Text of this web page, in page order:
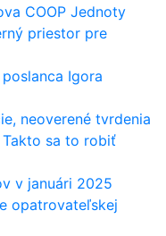
COOP Jednoty
priestor pre
Igora
neoverené tvrdenia
Takto sa to robiť
v januári 2025
opatrovateľskej